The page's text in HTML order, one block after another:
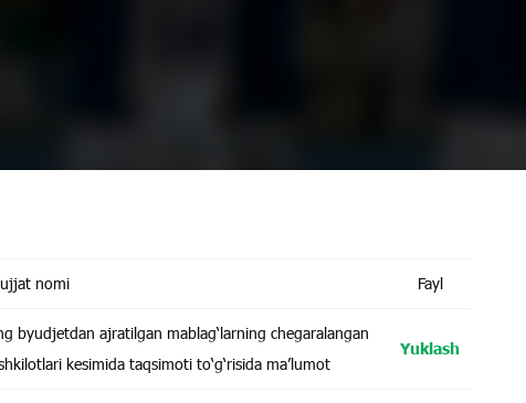
nomi Fayl
byudjetdan ajratilgan mablag‘larning chegaralangan
kesimida taqsimoti to‘g‘risida ma’lumot
Yuklash